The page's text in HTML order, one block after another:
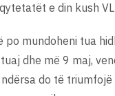
e din kush
po mundoheni tua
dhe më 9 maj,
ndërsa do të